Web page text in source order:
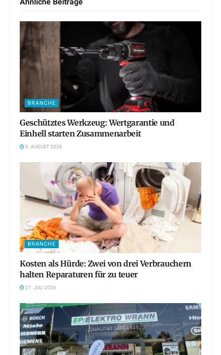
BRANCHE
Geschütztes Werkzeug: Wertgarantie und
Einhell starten Zusammenarbeit
5. AUGUST 2026
BRANCHE
Kosten als Hürde: Zwei von drei Verbrauchern
halten Reparaturen für zu teuer
27. JULI 2026